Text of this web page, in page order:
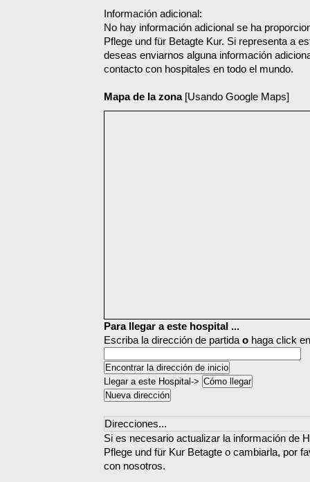
Información adicional:
No hay información adicional se ha
Pflege und für Betagte Kur. Si representa a
deseas enviarnos alguna información
contacto con hospitales en todo el mundo.
Mapa de la zona[Usando Google Maps]
Para llegar a este hospital ...
Escriba la dirección de partida o haga click
Llegar a este Hospital->
Direcciones...
Si es necesario actualizar la información de
Pflege und für Kur Betagte o cambiarla, por
con nosotros.